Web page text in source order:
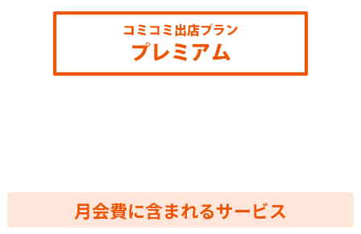
月会費に含まれるサービス